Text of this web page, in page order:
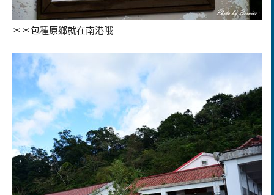
＊＊包種原鄉就在南港哦